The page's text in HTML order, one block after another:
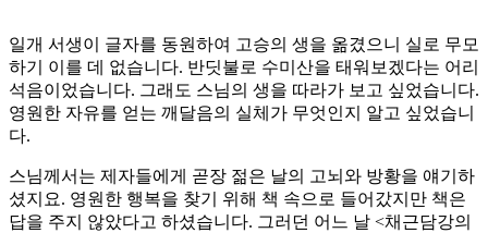
일개 서생이 글자를 동원하여 고승의 생을 옮겼으니 실로 무모
하기 이를 데 없습니다. 반딧불로 수미산을 태워보겠다는 어리
석음이었습니다. 그래도 스님의 생을 따라가 보고 싶었습니다.
영원한 자유를 얻는 깨달음의 실체가 무엇인지 알고 싶었습니
다.
스님께서는 제자들에게 곧장 젊은 날의 고뇌와 방황을 얘기하
셨지요. 영원한 행복을 찾기 위해 책 속으로 들어갔지만 책은
답을 주지 않았다고 하셨습니다. 그러던 어느 날 <채근담강의